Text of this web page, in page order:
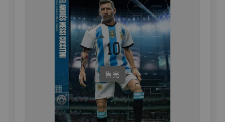
售完